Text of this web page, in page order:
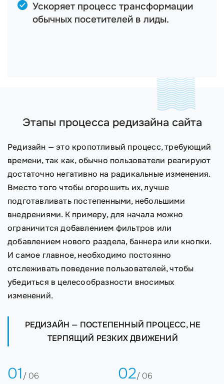
Ускоряет процесс трансформации
обычных посетителей в лиды.
Этапы процесса редизайна сайта
Редизайн — это кропотливый процесс, требующий
времени, так как, обычно пользователи реагируют
достаточно негативно на радикальные изменения.
Вместо того чтобы огорошить их, лучше
подготавливать постепенными, небольшими
внедрениями. К примеру, для начала можно
ограничится добавлением фильтров или
добавлением нового раздела, баннера или кнопки.
И самое главное, необходимо постоянно
отслеживать поведение пользователей, чтобы
убедиться в целесообразности вносимых
изменений.
РЕДИЗАЙН — ПОСТЕПЕННЫЙ ПРОЦЕСС, НЕ
ТЕРПЯЩИЙ РЕЗКИХ ДВИЖЕНИЙ
01/ 06 02/ 06